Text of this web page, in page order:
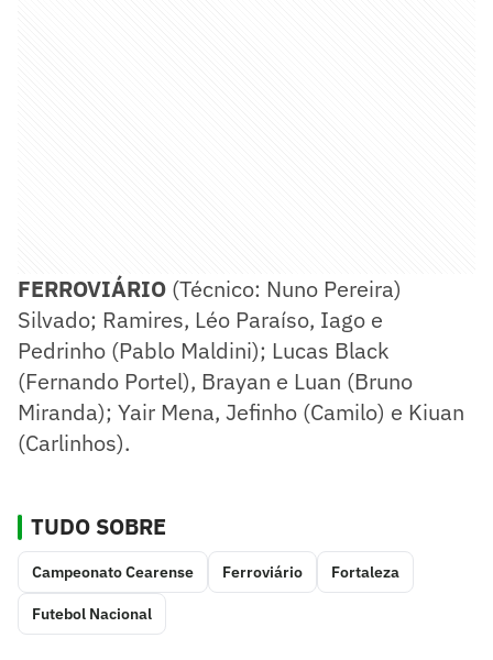
FERROVIÁRIO (Técnico: Nuno Pereira)
Silvado; Ramires, Léo Paraíso, Iago e
Pedrinho (Pablo Maldini); Lucas Black
(Fernando Portel), Brayan e Luan (Bruno
Miranda); Yair Mena, Jefinho (Camilo) e Kiuan
(Carlinhos).
TUDO SOBRE
Campeonato Cearense Ferroviário Fortaleza
Futebol Nacional